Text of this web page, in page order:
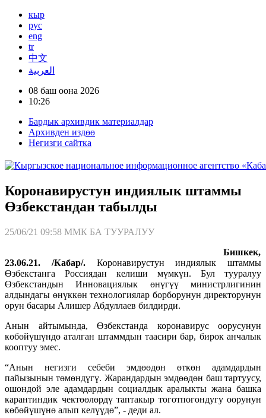
кыр
рус
eng
tr
中文
العربية
08 баш оона 2026
10:26
Бардык архивдик материалдар
Архивден издөө
Негизги сайтка
Коронавирустун индиялык штаммы
Өзбекстандан табылды
25/06/21 09:58 ММК БА ТУУРАЛУУ
Бишкек,
23.06.21. /Кабар/. Коронавирустун индиялык штаммы
Өзбекстанга Россиядан келиши мүмкүн. Бул тууралуу
Өзбекстандын Инновациялык өнүгүү министрлигинин
алдындагы өнүккөн технологиялар борборунун директорунун
орун басары Алишер Абдуллаев билдирди.
Анын айтымында, Өзбекстанда коронавирус оорусунун
көбөйүшүндө аталган штаммдын таасири бар, бирок анчалык
кооптуу эмес.
“Анын негизги себеби эмдөөдөн өткөн адамдардын
пайызынын төмөндүгү. Жарандардын эмдөөдөн баш тартуусу,
ошондой эле адамдардын социалдык аралыкты жана башка
карантиндик чектөөлөрдү таптакыр тоготпогондугу оорунун
көбөйүшүнө алып келүүдө”, - деди ал.